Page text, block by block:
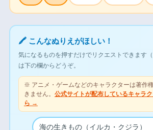
🖍 こんなぬりえがほしい！
気になるものを押すだけでリクエストできます
は下の欄からどうぞ。
※ アニメ・ゲームなどのキャラクターは著作
きません。 公式サイトが配布しているキャラ
ら →
海の生きもの（イルカ・クジラ）